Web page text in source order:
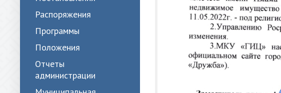
Распоряжения
Программы
Положения
Отчеты
администрации